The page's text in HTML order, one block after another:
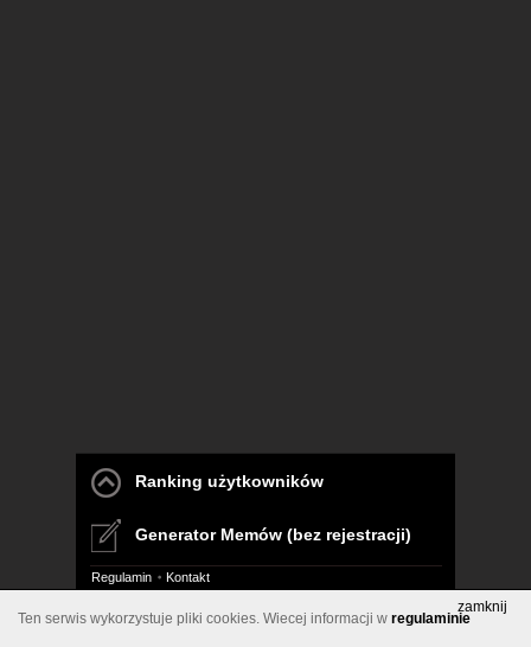
Ranking użytkowników
Generator Memów (bez rejestracji)
Regulamin Kontakt
Pelna wersja
zamknij
Ten serwis wykorzystuje pliki cookies. Wiecej informacji w regulaminie